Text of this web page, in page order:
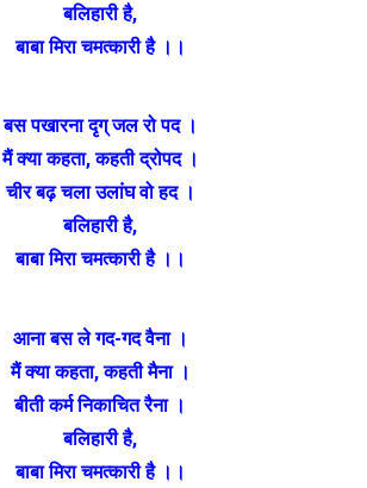
बलिहारी है,
बाबा मिरा चमत्कारी है ।।
बस पखारना दृग् जल रो पद ।
मैं क्या कहता,कहती द्रोपद ।
चीर बढ़ चला उलांघ वो हद ।
बलिहारी है,
बाबा मिरा चमत्कारी है ।।
आना बस ले गद-गद वैना ।
मैं क्या कहता,कहती मैना ।
बीती कर्म निकाचित रैना ।
बलिहारी है,
बाबा मिरा चमत्कारी है ।।